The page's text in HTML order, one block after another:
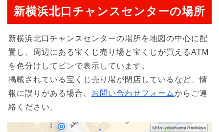
新横浜北口チャンスセンターの場所
新横浜北口チャンスセンターの場所を地図の中心に配
置し、周辺にある宝くじ売り場と宝くじが買えるATM
を色分けしてピンで表示しています。
掲載されている宝くじ売り場が閉店しているなど、情
報に誤りがある場合、 お問い合わせフォームからご連
絡ください。